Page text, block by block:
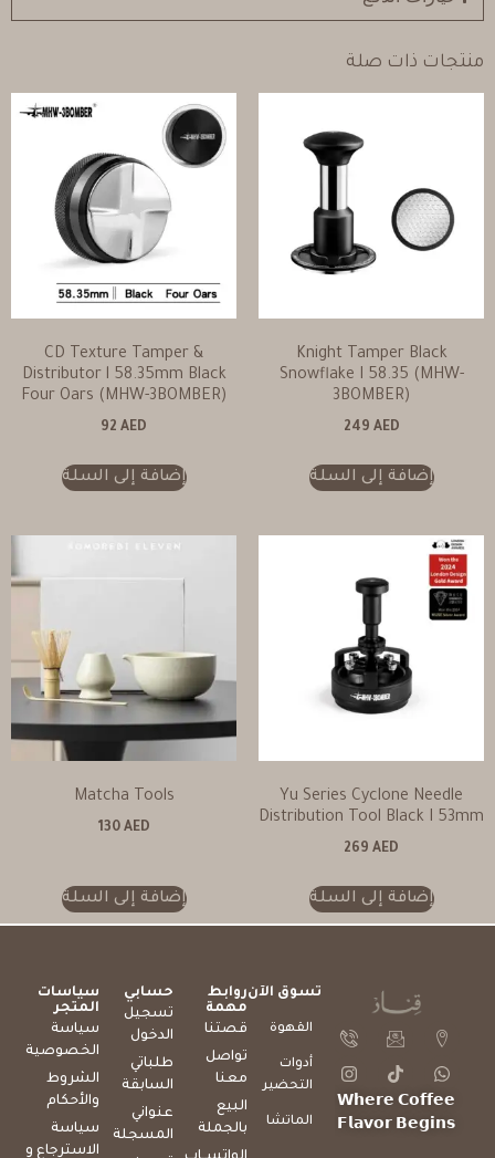
منتجات ذات صلة
Knight Tamper Black
Snowflake I 58.35 (MHW-
3BOMBER)
249 AED
إضافة إلى السلة
CD Texture Tamper &
Distributor l 58.35mm Black
Four Oars (MHW-3BOMBER)
92 AED
إضافة إلى السلة
Yu Series Cyclone Needle
Distribution Tool Black I 53mm
269 AED
إضافة إلى السلة
Matcha Tools
130 AED
إضافة إلى السلة
𝗪𝗵𝗲𝗿𝗲 𝗖𝗼𝗳𝗳𝗲𝗲
𝗙𝗹𝗮𝘃𝗼𝗿 𝗕𝗲𝗴𝗶𝗻𝘀
تسوق الآن
القهوة
أدوات
التحضير
الماتشا
روابط
مهمة
قصتنا
تواصل
معنا
البيع
بالجملة
حسابي
تسجيل
الدخول
طلباتي
السابقة
عنواني
المسجلة
سياسات
المتجر
سياسة
الخصوصية
الشروط
والأحكام
سياسة
الاسترجاع و